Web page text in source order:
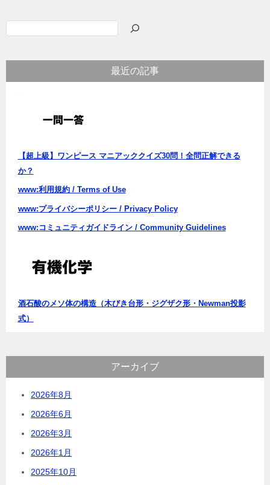
最近の記事
【超上級】ワンピース マニアッククイズ30問！全問正解できる
か？
www:利用規約 / Terms of Use
www:プライバシーポリシー / Privacy Policy
www:コミュニティガイドライン / Community Guidelines
酒石酸のメソ体の構造（木びき台形・ジグザク形・Newman投影
式）
アーカイブ
2026年8月
2026年6月
2026年3月
2026年1月
2025年10月